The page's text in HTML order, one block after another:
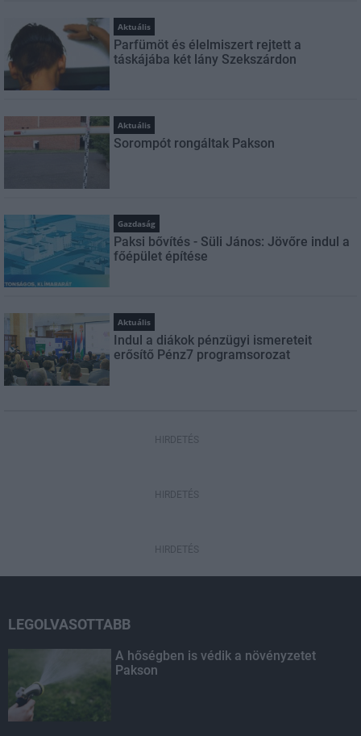
Aktuális
Parfümöt és élelmiszert rejtett a
táskájába két lány Szekszárdon
Aktuális
Sorompót rongáltak Pakson
Gazdaság
Paksi bővítés - Süli János: Jövőre indul a
főépület építése
Aktuális
Indul a diákok pénzügyi ismereteit
erősítő Pénz7 programsorozat
HIRDETÉS
HIRDETÉS
HIRDETÉS
LEGOLVASOTTABB
A hőségben is védik a növényzetet
Pakson